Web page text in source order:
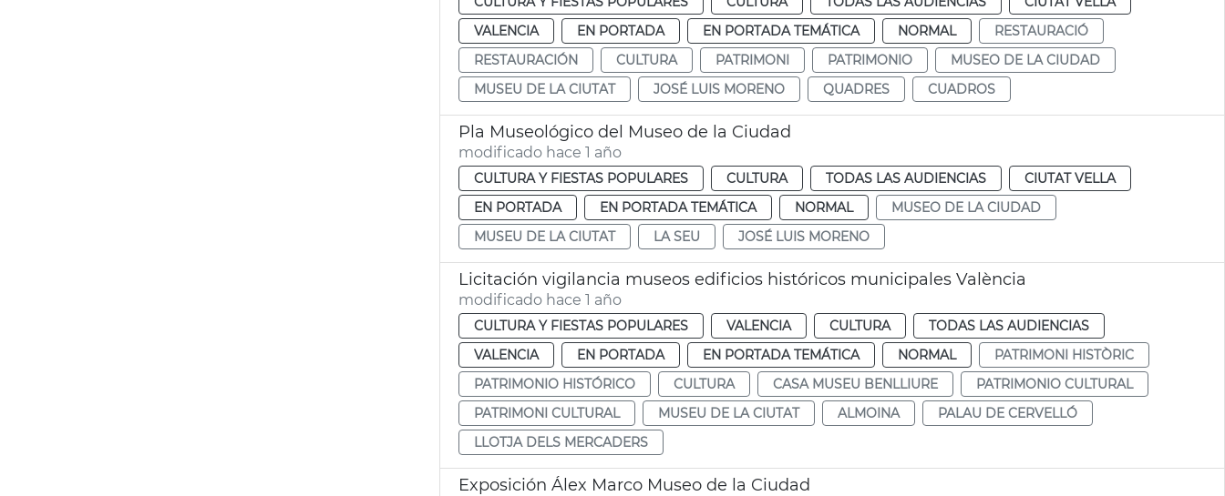
VALENCIA
EN PORTADA EN PORTADA TEMÁTICA NORMAL
RESTAURACIÓ
RESTAURACIÓN
CULTURA PATRIMONI PATRIMONIO
MUSEO DE LA CIUDAD
MUSEU DE LA CIUTAT
JOSÉ LUIS MORENO QUADRES CUADROS
Pla Museológico del Museo de la Ciudad
modificado hace 1 año
CULTURA Y FIESTAS POPULARES CULTURA TODAS LAS AUDIENCIAS
CIUTAT VELLA
EN PORTADA
EN PORTADA TEMÁTICA NORMAL
MUSEO DE LA CIUDAD
MUSEU DE LA CIUTAT
LA SEU JOSÉ LUIS MORENO
Licitación vigilancia museos edificios históricos municipales València
modificado hace 1 año
CULTURA Y FIESTAS POPULARES VALENCIA CULTURA
TODAS LAS AUDIENCIAS
VALENCIA
EN PORTADA EN PORTADA TEMÁTICA NORMAL
PATRIMONI HISTÒRIC
PATRIMONIO HISTÓRICO
CULTURA CASA MUSEU BENLLIURE
PATRIMONIO CULTURAL
PATRIMONI CULTURAL
MUSEU DE LA CIUTAT ALMOINA
PALAU DE CERVELLÓ
LLOTJA DELS MERCADERS
Exposición Álex Marco Museo de la Ciudad